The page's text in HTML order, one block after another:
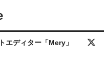
エディター「Mery」